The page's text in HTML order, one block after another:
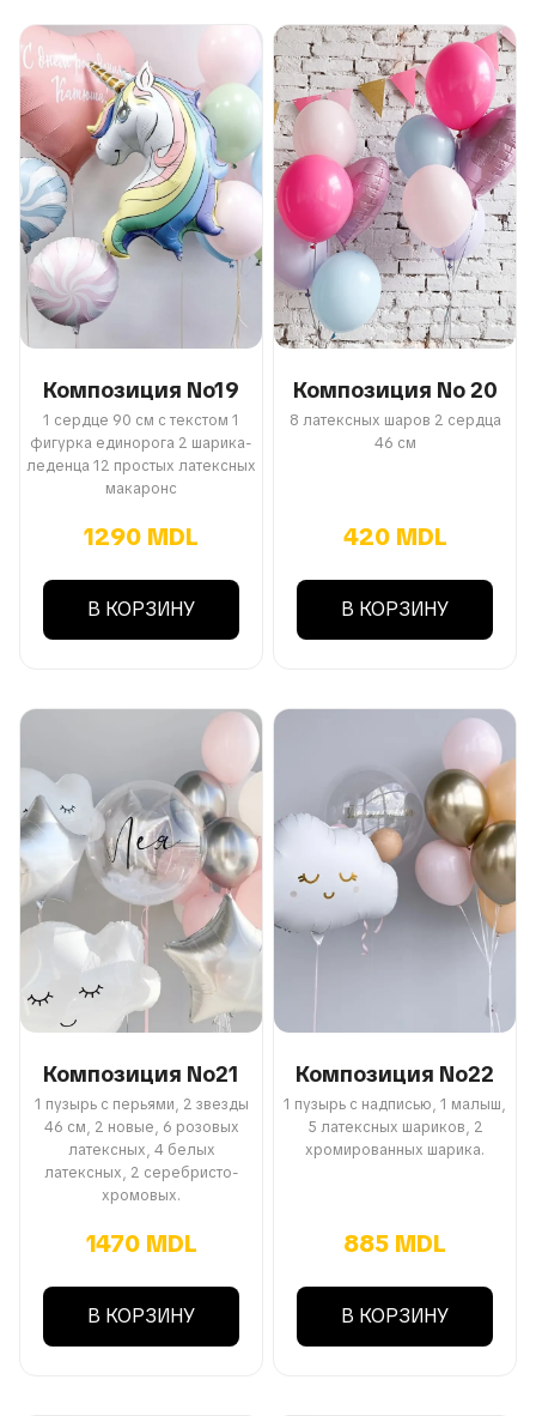
Композиция No19
1 сердце 90 см с текстом 1
фигурка единорога 2 шарика-
леденца 12 простых латексных
макаронс
1290 MDL
В КОРЗИНУ
Композиция No 20
8 латексных шаров 2 сердца
46 см
420 MDL
В КОРЗИНУ
Композиция No21
1 пузырь с перьями, 2 звезды
46 см, 2 новые, 6 розовых
латексных, 4 белых
латексных, 2 серебристо-
хромовых.
1470 MDL
В КОРЗИНУ
Композиция No22
1 пузырь с надписью, 1 малыш,
5 латексных шариков, 2
хромированных шарика.
885 MDL
В КОРЗИНУ